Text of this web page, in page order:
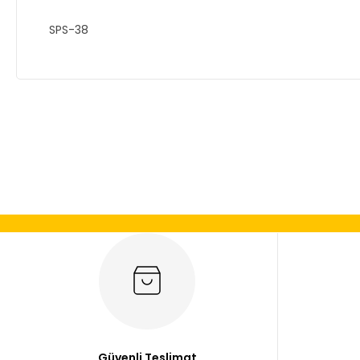
SPS-38
Ürün bilgilerinde hatalar bulunuyor.
Bu ürüne benzer farklı alternatifler olmalı.